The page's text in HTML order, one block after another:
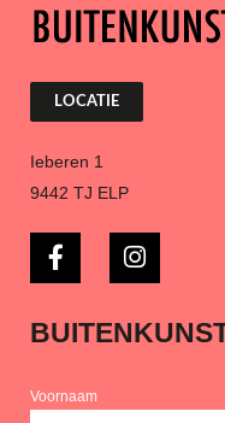
LOCATIE
Ieberen 1
9442 TJ ELP
Voornaam